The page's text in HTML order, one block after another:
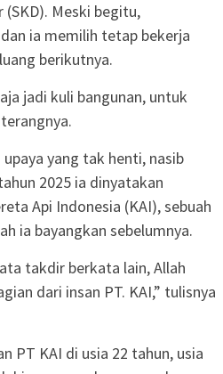
Meski begitu,
ia memilih tetap bekerja
berikutnya.
jadi kuli bangunan, untuk
yang tak henti, nasib
2025 ia dinyatakan
Api Indonesia (KAI), sebuah
ia bayangkan sebelumnya.
takdir berkata lain, Allah
dari insan PT. KAI,” tulisnya
PT KAI di usia 22 tahun, usia